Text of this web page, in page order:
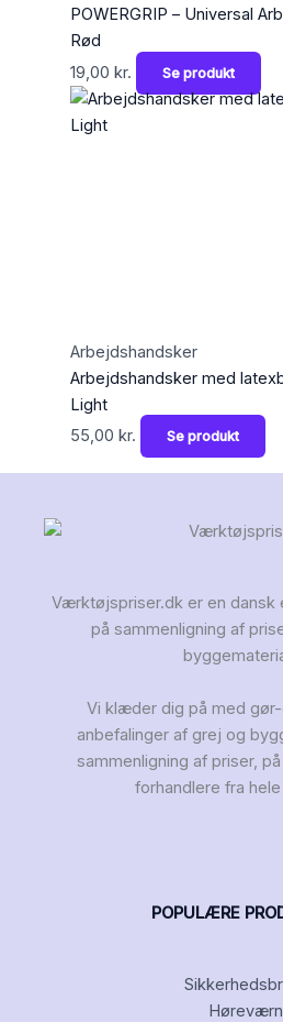
POWERGRIP – Universal
Rød
19,00 kr. Se produkt
Arbejdshandsker
Arbejdshandsker med
Light
55,00 kr. Se produkt
Værktøjspriser.dk er en dansk
på sammenligning af
Vi klæder dig på med
anbefalinger af grej og
sammenligning af priser,
forhandlere fra
POPULÆRE
Høreværn